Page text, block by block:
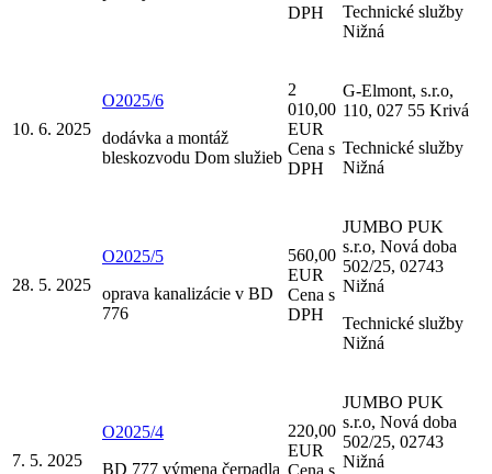
DPH
Technické služby
Nižná
10. 6. 2025
O2025/6
dodávka a montáž
bleskozvodu Dom služieb
2
010,00
EUR
Cena s
DPH
G-Elmont, s.r.o,
110, 027 55 Krivá
Technické služby
Nižná
28. 5. 2025
O2025/5
oprava kanalizácie v BD
776
560,00
EUR
Cena s
DPH
JUMBO PUK
s.r.o, Nová doba
502/25, 02743
Nižná
Technické služby
Nižná
7. 5. 2025
O2025/4
BD 777 výmena čerpadla
220,00
EUR
Cena s
JUMBO PUK
s.r.o, Nová doba
502/25, 02743
Nižná